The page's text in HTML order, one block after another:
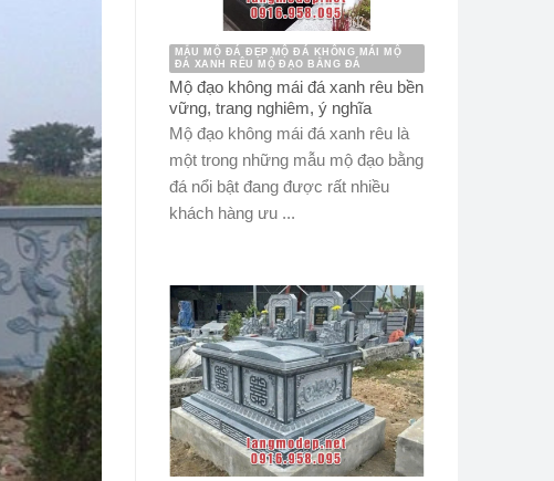
MẪU MỘ ĐÁ ĐẸP MỘ ĐÁ KHÔNG MÁI MỘ
ĐÁ XANH RÊU MỘ ĐẠO BẰNG ĐÁ
Mộ đạo không mái đá xanh rêu bền
vững, trang nghiêm, ý nghĩa
Mộ đạo không mái đá xanh rêu là
một trong những mẫu mộ đạo bằng
đá nổi bật đang được rất nhiều
khách hàng ưu ...